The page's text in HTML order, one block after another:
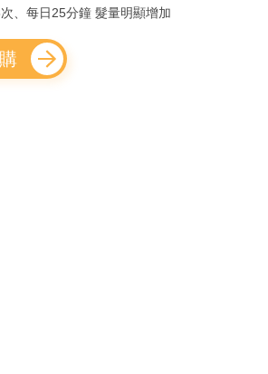
、每日25分鐘 髮量明顯增加